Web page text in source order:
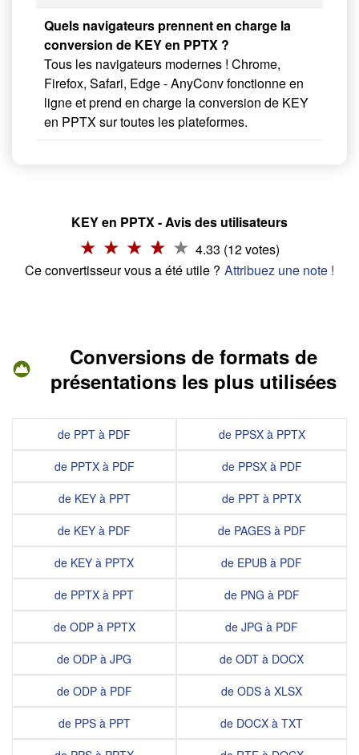
Quels navigateurs prennent en charge la
conversion de KEY en PPTX ?
Tous les navigateurs modernes ! Chrome,
Firefox, Safari, Edge - AnyConv fonctionne en
ligne et prend en charge la conversion de KEY
en PPTX sur toutes les plateformes.
KEY en PPTX - Avis des utilisateurs
4.33 (12 votes)
Ce convertisseur vous a été utile ? Attribuez une note !
Conversions de formats de
présentations les plus utilisées
de PPT à PDF
de PPTX à PDF
de KEY à PPT
de KEY à PDF
de KEY à PPTX
de PPTX à PPT
de ODP à PPTX
de ODP à JPG
de ODP à PDF
de PPS à PPT
de PPSX à PPTX
de PPSX à PDF
de PPT à PPTX
de PAGES à PDF
de EPUB à PDF
de PNG à PDF
de JPG à PDF
de ODT à DOCX
de ODS à XLSX
de DOCX à TXT